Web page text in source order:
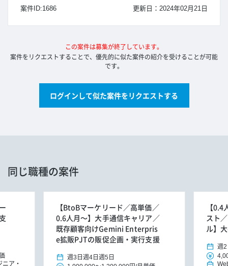
更新日：2024年02月21日
案件ID:1686
この案件は募集が終了しています。
案件をリクエストすることで、優先的に似た案件の紹介を受けることが可能
です。
ログインして似た案件をリクエストする
同じ職種の案件
ニア
【BtoBマーケリード／高単価／
0.6人月～】大手通信キャリア／
既存顧客向けGemini Enterpris
e拡販PJTの販促企画・実行支援
週3日 週4日 週5日
【
スト
ル】
週2